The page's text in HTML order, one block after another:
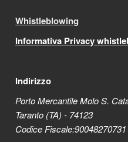
Whistleblowing
Informativa Privacy
Indirizzo
Porto Mercantile Molo S.
Taranto (TA) - 74123
Codice Fiscale:90048270731